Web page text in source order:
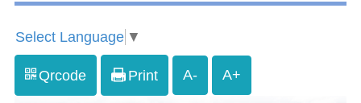
Select Language ▼
Qrcode Print A- A+